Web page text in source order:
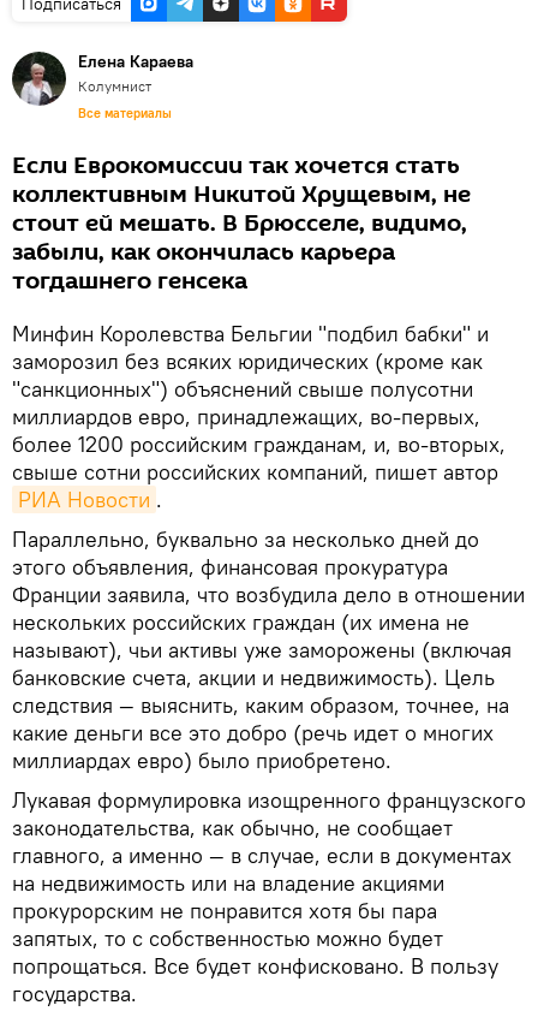
Елена Караева
Колумнист
Все материалы
Если Еврокомиссии так хочется стать
коллективным Никитой Хрущевым, не
стоит ей мешать. В Брюсселе, видимо,
забыли, как окончилась карьера
тогдашнего генсека
Минфин Королевства Бельгии "подбил бабки" и
заморозил без всяких юридических (кроме как
"санкционных") объяснений свыше полусотни
миллиардов евро, принадлежащих, во-первых,
более 1200 российским гражданам, и, во-вторых,
свыше сотни российских компаний, пишет автор
РИА Новости .
Параллельно, буквально за несколько дней до
этого объявления, финансовая прокуратура
Франции заявила, что возбудила дело в отношении
нескольких российских граждан (их имена не
называют), чьи активы уже заморожены (включая
банковские счета, акции и недвижимость). Цель
следствия — выяснить, каким образом, точнее, на
какие деньги все это добро (речь идет о многих
миллиардах евро) было приобретено.
Лукавая формулировка изощренного французского
законодательства, как обычно, не сообщает
главного, а именно — в случае, если в документах
на недвижимость или на владение акциями
прокурорским не понравится хотя бы пара
запятых, то с собственностью можно будет
попрощаться. Все будет конфисковано. В пользу
государства.